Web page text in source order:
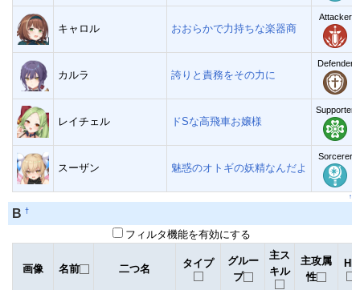
キャロル おおらかで力持ちな楽器商
Attacker
カルラ 誇りと責務をその力に
Defender
レイチェル ドSな高飛車お嬢様
Supporter
スーザン 魅惑のオトギの妖精なんだよ
Sorcerer
↑
B †
フィルタ機能を有効にする
画像 名前 二つ名 タイプ
グルー
プ
主ス
キル
主攻属
性
HP